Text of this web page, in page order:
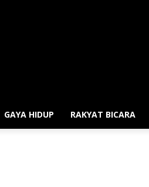
GAYA HIDUP RAKYAT BICARA